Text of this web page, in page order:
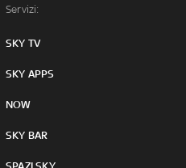
Servizi:
SKY TV
SKY APPS
NOW
SKY BAR